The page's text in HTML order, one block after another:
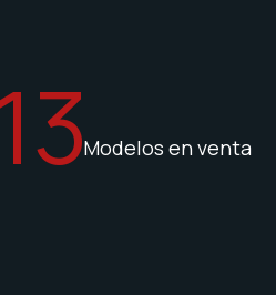
13Modelos en venta